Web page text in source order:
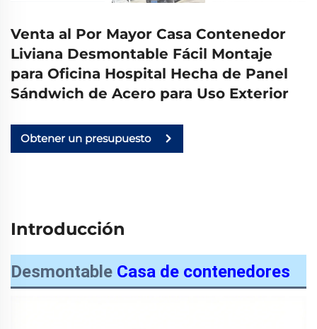
Venta al Por Mayor Casa Contenedor
Liviana Desmontable Fácil Montaje
para Oficina Hospital Hecha de Panel
Sándwich de Acero para Uso Exterior
Obtener un presupuesto
Introducción
Desmontable Casa de contenedores